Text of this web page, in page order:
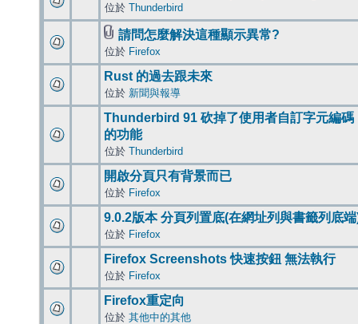
位於 Thunderbird
請問怎麼解決這種顯示異常?
位於 Firefox
Rust 的過去跟未來
位於 新聞與報導
Thunderbird 91 砍掉了使用者自訂字元編碼
的功能
位於 Thunderbird
開啟分頁只有背景而已
位於 Firefox
9.0.2版本 分頁列置底(在網址列與書籤列底
位於 Firefox
Firefox Screenshots 快速按鈕 無法執行
位於 Firefox
Firefox重定向
位於 其他中的其他